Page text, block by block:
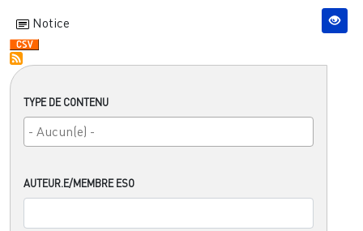
TYPE DE CONTENU
AUTEUR.E/MEMBRE ESO
Notice